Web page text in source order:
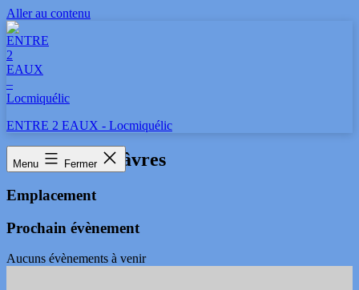
Aller au contenu
ENTRE 2 EAUX - Locmiquélic
Menu Fermer
Porh-guerh Gâvres
Emplacement
Prochain évènement
Aucuns évènements à venir